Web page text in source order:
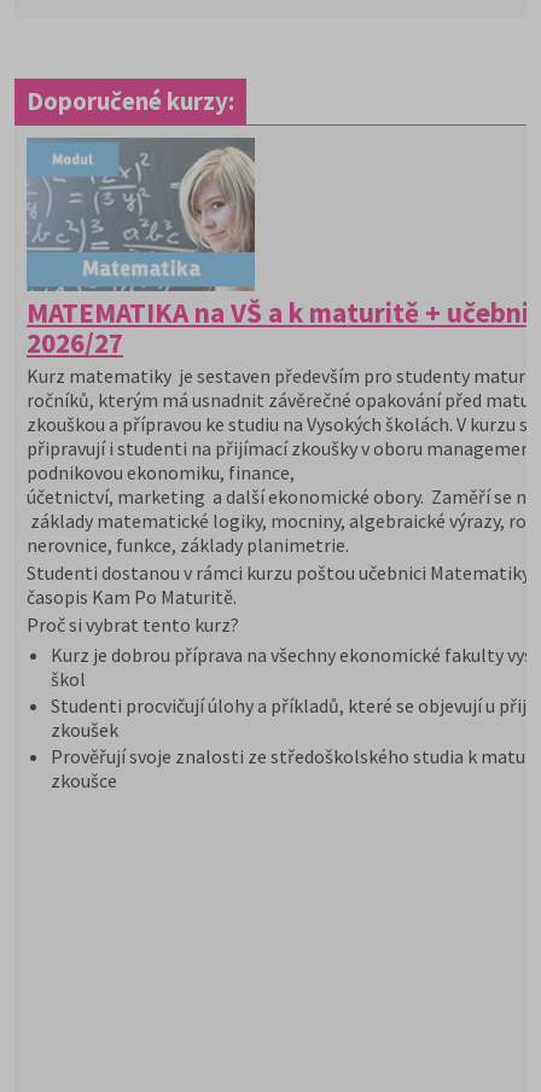
Doporučené kurzy:
MATEMATIKA na VŠ a k maturitě +
2026/27
Kurz matematiky je sestaven především pro studenty
ročníků, kterým má usnadnit závěrečné opakování před
zkouškou a přípravou ke studiu na Vysokých školách. V kurzu se
připravují i studenti na přijímací zkoušky v oboru
podnikovou ekonomiku, finance,
účetnictví, marketing a další ekonomické obory. Zaměří se na
základy matematické logiky, mocniny, algebraické výrazy,
nerovnice, funkce, základy planimetrie.
Studenti dostanou v rámci kurzu poštou učebnici Matematiky
časopis Kam Po Maturitě.
Proč si vybrat tento kurz?
Kurz je dobrou příprava na všechny ekonomické fakulty
škol
Studenti procvičují úlohy a příkladů, které se objevují u
zkoušek
Prověřují svoje znalosti ze středoškolského studia k
zkoušce